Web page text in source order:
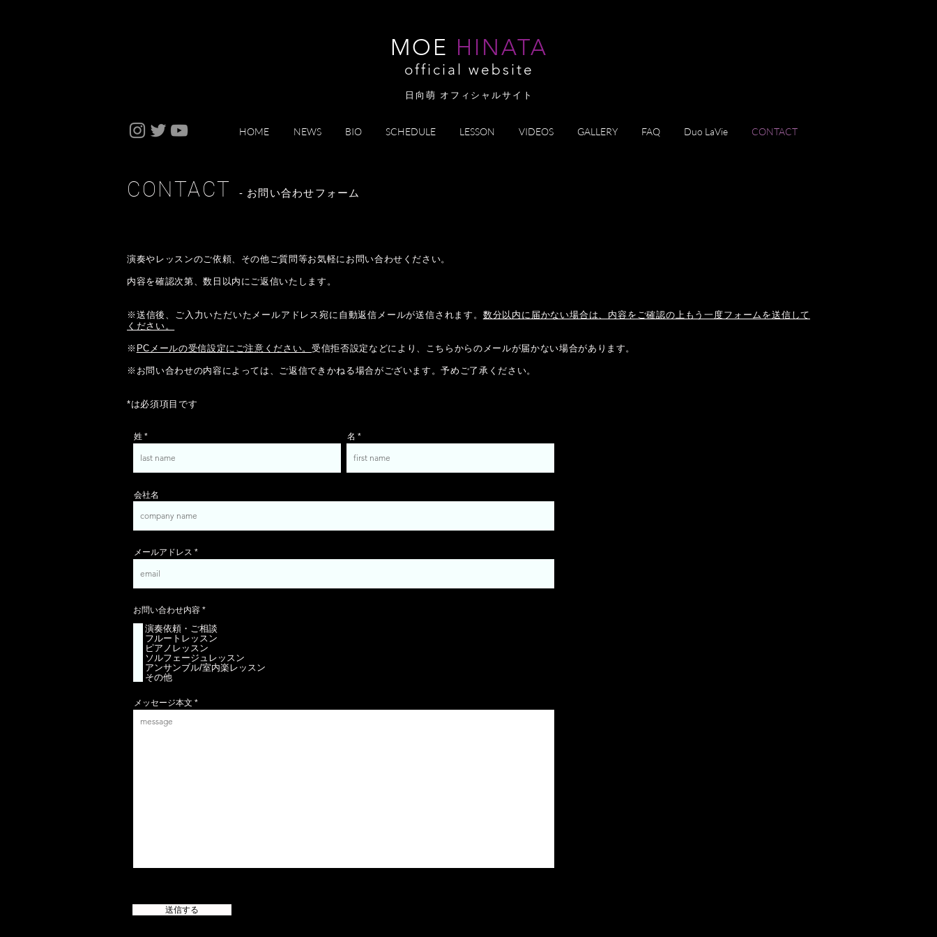
MOE HINATA
official website
日向萌 オフィシャルサイト
HOME NEWS BIO SCHEDULE LESSON VIDEOS GALLERY FAQ Duo LaVie CONTACT
CONTACT - お問い合わせフォーム
演奏やレッスンのご依頼、その他ご質問等お気軽にお問い合わせください。
内容を確認次第、数日以内にご返信いたします。
※送信後、ご入力いただいたメールアドレス宛に自動返信メールが送信されます。 数分以内に届かない場合は、内容をご確認の上もう一度フォームを送信して
ください。
※ PCメールの受信設定にご注意ください。受信拒否設定などにより、こちらからのメールが届かない場合があります。
※お問い合わせの内容によっては、ご返信できかねる場合がございます。予めご了承ください。
​*は必須項目です​
姓 名
会社名
メールアドレス
お問い合わせ内容 *必
項
目
演奏依頼・ご相談
フルートレッスン
ピアノレッスン
ソルフェージュレッスン
アンサンブル/室内楽レッスン
その他
メッセージ本文
送信する